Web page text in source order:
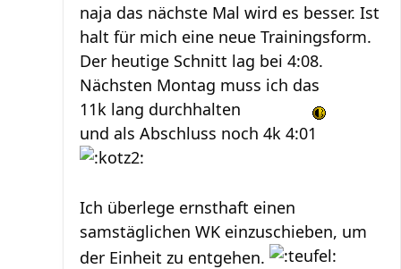
naja das nächste Mal wird es besser. Ist
halt für mich eine neue Trainingsform.
Der heutige Schnitt lag bei 4:08.
Nächsten Montag muss ich das
11k lang durchhalten
und als Abschluss noch 4k 4:01
Ich überlege ernsthaft einen
samstäglichen WK einzuschieben, um
der Einheit zu entgehen.